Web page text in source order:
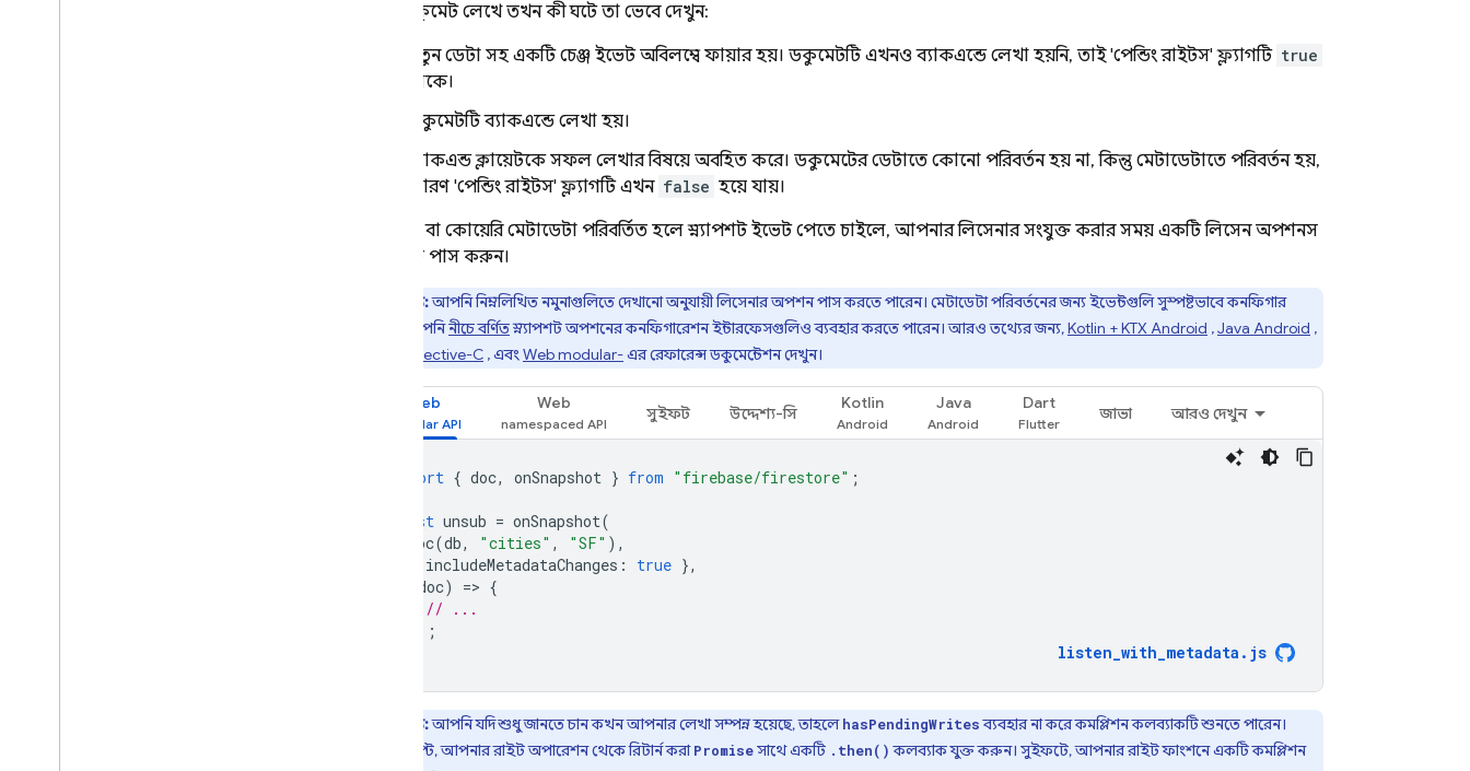
নতুন ডকুমেন্ট লেখে তখন কী ঘটে তা ভেবে দেখুন:
নতুন ডেটা সহ একটি চেঞ্জ ইভেন্ট অবিলম্বে ফায়ার হয়। ডকুমেন্টটি এখনও ব্যাকএন্ডে লেখা হয়নি, তাই 'পেন্ডিং রাইটস' ফ্ল্যাগটি true
থাকে।
ডকুমেন্টটি ব্যাকএন্ডে লেখা হয়।
ব্যাকএন্ড ক্লায়েন্টকে সফল লেখার বিষয়ে অবহিত করে। ডকুমেন্টের ডেটাতে কোনো পরিবর্তন হয় না, কিন্তু মেটাডেটাতে পরিবর্তন হয়,
কারণ 'পেন্ডিং রাইটস' ফ্ল্যাগটি এখন false হয়ে যায়।
ডকুমেন্ট বা কোয়েরি মেটাডেটা পরিবর্তিত হলে স্ন্যাপশট ইভেন্ট পেতে চাইলে, আপনার লিসেনার সংযুক্ত করার সময় একটি লিসেন অপশনস
অবজেক্ট পাস করুন।
দ্রষ্টব্য:আপনি নিম্নলিখিত নমুনাগুলিতে দেখানো অনুযায়ী লিসেনার অপশন পাস করতে পারেন। মেটাডেটা পরিবর্তনের জন্য ইভেন্টগুলি সুস্পষ্টভাবে কনফিগার
করতে আপনিনীচে বর্ণিতস্ন্যাপশট অপশনের কনফিগারেশন ইন্টারফেসগুলিও ব্যবহার করতে পারেন। আরও তথ্যের জন্য,Kotlin + KTX Android ,Java Android ,
Objective-C , এবংWeb modular-এর রেফারেন্স ডকুমেন্টেশন দেখুন।
Web Web
সুইফট উদ্দেশ্য-সি
Kotlin Java Dart
জাভা আরও দেখুন
import { doc, onSnapshot } from "firebase/firestore" ;
const unsub = onSnapshot(
doc(db, "cities" , "SF" ),
includeMetadataChanges : true },
doc) => {
// ...
});
listen_with_metadata . js
দ্রষ্টব্য:আপনি যদি শুধু জানতে চান কখন আপনার লেখা সম্পন্ন হয়েছে, তাহলেhasPendingWritesব্যবহার না করে কমপ্লিশন কলব্যাকটি শুনতে পারেন।
জাভাস্ক্রিপ্টে, আপনার রাইট অপারেশন থেকে রিটার্ন করাPromiseসাথে একটি .then() কলব্যাক যুক্ত করুন। সুইফটে, আপনার রাইট ফাংশনে একটি কমপ্লিশন